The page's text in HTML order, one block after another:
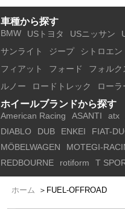
車種から探す
BMW USトヨタ USニッサン
サンライト
ジープ シトロエン
フィアット
フォード フォルク
ルノー
ロードトレック ローラ
ホイールブランドから探す
American Racing ASANTI atx
DIABLO
DUB ENKEI FIAT-
MÖBELWAGEN
MOTEGI-
REDBOURNE
rotiform T
ホーム ＞ FUEL-OFFROAD